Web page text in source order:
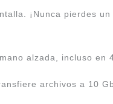
¡Nunca pierdes
alzada, incluso en
archivos a 10